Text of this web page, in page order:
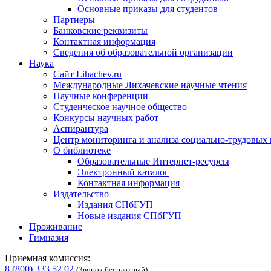
Основные приказы для студентов
Партнеры
Банковские реквизиты
Контактная информация
Сведения об образовательной организации
Наука
Сайт Lihachev.ru
Международные Лихачевские научные чтения
Научные конференции
Студенческое научное общество
Конкурсы научных работ
Аспирантура
Центр мониторинга и анализа социально-трудовых
О библиотеке
Образовательные Интернет-ресурсы
Электронный каталог
Контактная информация
Издательство
Издания СПбГУП
Новые издания СПбГУП
Проживание
Гимназия
Приемная комиссия:
8 (800) 333 52 02